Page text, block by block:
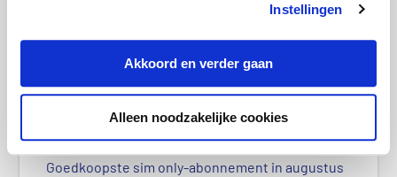
Instellingen
Akkoord en verder gaan
Alleen noodzakelijke cookies
P
i
m
i
Meest recente berichten
Goedkoopste woonverzekering in augustus
Goedkoopste sim only-abonnement in augustus